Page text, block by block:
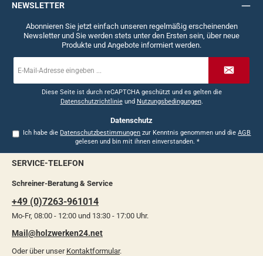
NEWSLETTER
Abonnieren Sie jetzt einfach unseren regelmäßig erscheinenden
Newsletter und Sie werden stets unter den Ersten sein, über neue
Produkte und Angebote informiert werden.
Mail-
Diese Seite ist durch reCAPTCHA geschützt und es gelten die
Datenschutzrichtlinieund Nutzungsbedingungen.
Datenschutz
Ich habe die Datenschutzbestimmungen zur Kenntnis genommen und dieAGB
gelesen und bin mit ihnen einverstanden. *
SERVICE-TELEFON
Schreiner-Beratung & Service
+49 (0)7263-961014
Mo-Fr, 08:00 - 12:00 und 13:30 - 17:00 Uhr.
Mail@holzwerken24.net
Oder über unser Kontaktformular.